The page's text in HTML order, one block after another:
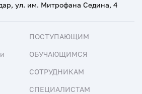
ул. им. Митрофана Седина, 4
ПОСТУПАЮЩИМ
ОБУЧАЮЩИМСЯ
СОТРУДНИКАМ
СПЕЦИАЛИСТАМ